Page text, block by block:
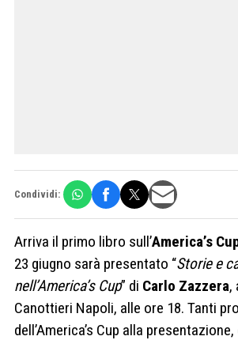
Condividi:
Arriva il primo libro sull’America’s
23 giugno sarà presentato “Storie e
nell’America’s Cup” di Carlo Zazzera,
Canottieri Napoli, alle ore 18. Tanti
dell’America’s Cup alla